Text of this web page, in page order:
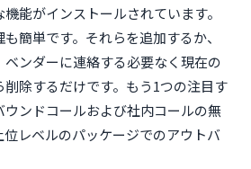
能がインストールされています。
簡単です。それらを追加するか、
ンダーに連絡する必要なく現在の
除するだけです。もう1つの注目す
ウンドコールおよび社内コールの無
レベルのパッケージでのアウトバ